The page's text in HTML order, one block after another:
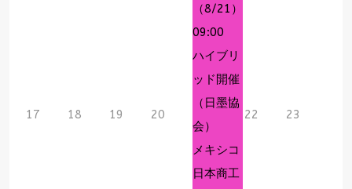
17 18 19 20
（8/21）
09:00
ハイブリ
ッド開催
（日墨協
会）
メキシコ
日本商工
22 23